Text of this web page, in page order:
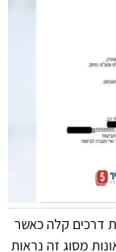
דרכים קלה כאשר
מסוג זה נראות